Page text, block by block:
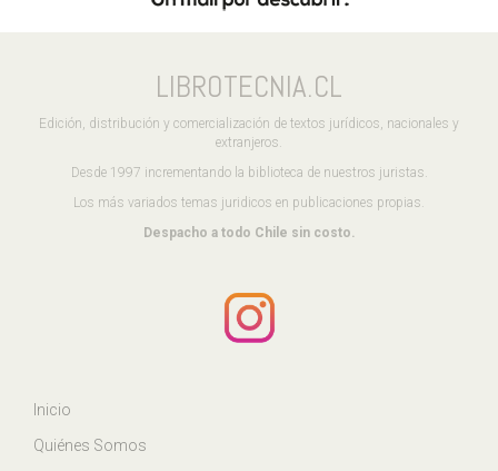
LIBROTECNIA.CL
Edición, distribución y comercialización de textos jurídicos, nacionales y
extranjeros.
Desde 1997 incrementando la biblioteca de nuestros juristas.
Los más variados temas juridicos en publicaciones propias.
Despacho a todo Chile sin costo.
Inicio
Quiénes Somos